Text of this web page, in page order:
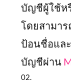
บัญชีผู้ใช้ห
โดยสามา
ป้อนชื่อแล
บัญชีผ่าน